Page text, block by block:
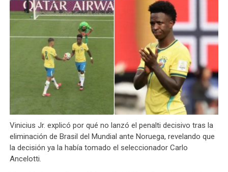
Vinicius Jr. explicó por qué no lanzó el penalti decisivo tras la
eliminación de Brasil del Mundial ante Noruega, revelando que
la decisión ya la había tomado el seleccionador Carlo
Ancelotti.